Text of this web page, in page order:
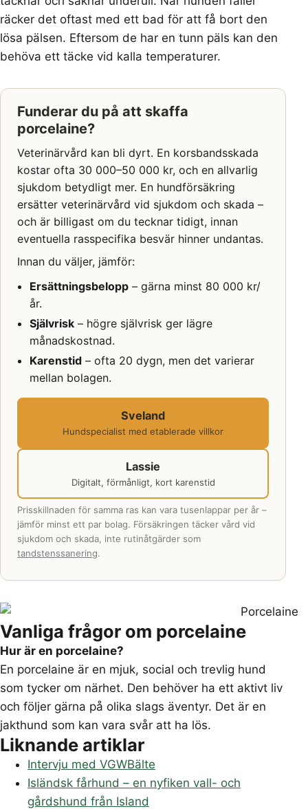
räcker det oftast med ett bad för att få bort den
lösa pälsen. Eftersom de har en tunn päls kan den
behöva ett täcke vid kalla temperaturer.
Funderar du på att skaffa
porcelaine?
Veterinärvård kan bli dyrt. En korsbandsskada
kostar ofta 30 000–50 000 kr, och en allvarlig
sjukdom betydligt mer. En hundförsäkring
ersätter veterinärvård vid sjukdom och skada –
och är billigast om du tecknar tidigt, innan
eventuella rasspecifika besvär hinner undantas.
Innan du väljer, jämför:
Ersättningsbelopp– gärna minst 80 000 kr/
år.
Självrisk– högre självrisk ger lägre
månadskostnad.
Karenstid– ofta 20 dygn, men det varierar
mellan bolagen.
Sveland
Hundspecialist med etablerade villkor
Lassie
Digitalt, förmånligt, kort karenstid
Prisskillnaden för samma ras kan vara tusenlappar per år –
jämför minst ett par bolag. Försäkringen täcker vård vid
sjukdom och skada, inte rutinåtgärder som
tandstenssanering.
Vanliga frågor om porcelaine
Hur är en porcelaine?
En porcelaine är en mjuk, social och trevlig hund
som tycker om närhet. Den behöver ha ett aktivt liv
och följer gärna på olika slags äventyr. Det är en
jakthund som kan vara svår att ha lös.
Liknande artiklar
Intervju med VGWBälte
Isländsk fårhund – en nyfiken vall- och
gårdshund från Island